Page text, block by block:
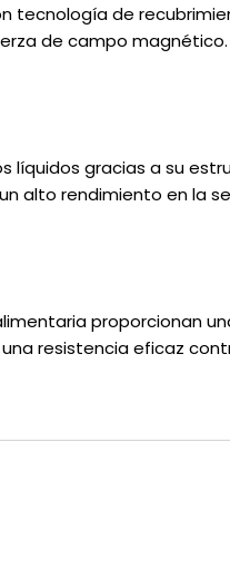
tecnología de
de campo
líquidos gracias a su
alto rendimiento en la
proporcionan
resistencia eficaz